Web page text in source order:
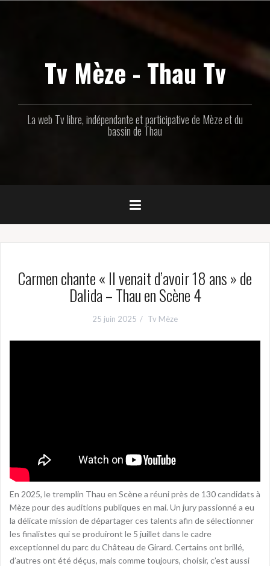
Tv Mèze - Thau Tv
La web Tv libre, indépendante et participative de Mèze et du
bassin de Thau
Carmen chante « Il venait d’avoir 18 ans » de
Dalida – Thau en Scène 4
25 juin 2025 Tv Mèze
En 2025, le tremplin Thau en Scène a réuni près de 130 candidats à
Mèze pour des auditions publiques en mai. Un jury passionné a eu
la délicate mission de départager ces talents afin de sélectionner
les finalistes qui se produiront le 5 juillet dans le cadre
exceptionnel du parc du Château de Girard. Certains ont brillé,
d’autres ont été déçus, mais comme toujours, choisir, c’est aussi